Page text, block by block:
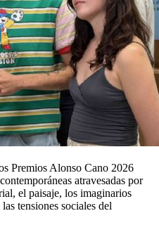
Premios Alonso Cano 2026
atravesadas por
el paisaje, los imaginarios
tensiones sociales del